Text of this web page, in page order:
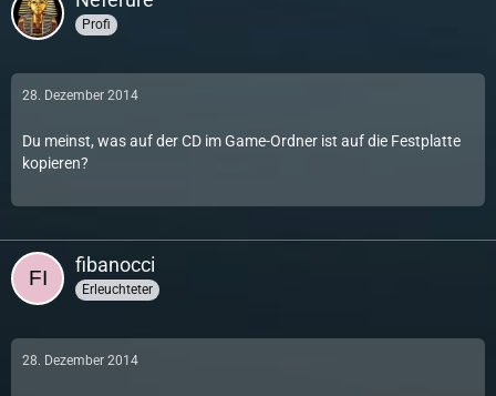
Profi
28. Dezember 2014
Du meinst, was auf der CD im Game-Ordner ist auf die Festplatte
kopieren?
fibanocci
Erleuchteter
28. Dezember 2014